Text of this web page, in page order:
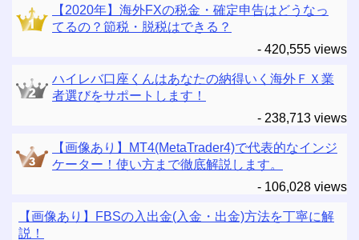
【2020年】海外FXの税金・確定申告はどうなっ
てるの？節税・脱税はできる？
- 420,555 views
ハイレバ口座くんはあなたの納得いく海外ＦＸ業
者選びをサポートします！
- 238,713 views
【画像あり】MT4(MetaTrader4)で代表的なインジ
ケーター！使い方まで徹底解説します。
- 106,028 views
【画像あり】FBSの入出金(入金・出金)方法を丁寧に解
説！